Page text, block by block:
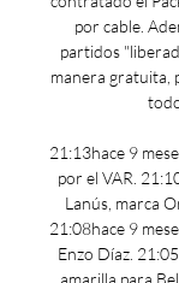
por cable.
partidos
manera gratuita,
21:13hace 9
por el VAR.
Lanús, marca
21:08hace 9
Enzo Díaz.
amarilla para